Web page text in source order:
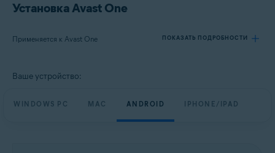
Установка Avast One
Применяется к Avast One ПОКАЗАТЬ ПОДРОБНОСТИ
Avast One
Ваше устройство:
WINDOWS PC MAC ANDROID IPHONE/IPAD